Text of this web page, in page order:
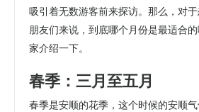
吸引着无数游客前来探访。那么，对
朋友们来说，到底哪个月份是最适合
家介绍一下。
春季：三月至五月
春季是安顺的花季，这个时候的安顺